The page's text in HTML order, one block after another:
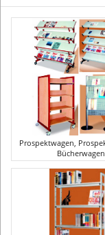
Prospektwagen,
Bücherwagen